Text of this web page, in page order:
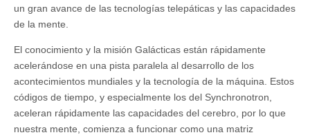
un gran avance de las tecnologías telepáticas y las capacidades
de la mente.
El conocimiento y la misión Galácticas están rápidamente
acelerándose en una pista paralela al desarrollo de los
acontecimientos mundiales y la tecnología de la máquina. Estos
códigos de tiempo, y especialmente los del Synchronotron,
aceleran rápidamente las capacidades del cerebro, por lo que
nuestra mente, comienza a funcionar como una matriz